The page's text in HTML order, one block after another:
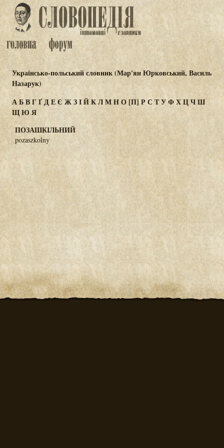
Українсько-польський словник (Мар'ян Юрковський, Василь
Назарук)
АБВГҐДЕЄЖЗІЙКЛМНО[П] Р С ТУФХЦЧШ
ЩЮЯ
ПОЗАШКІЛЬНИЙ
pozaszkolny